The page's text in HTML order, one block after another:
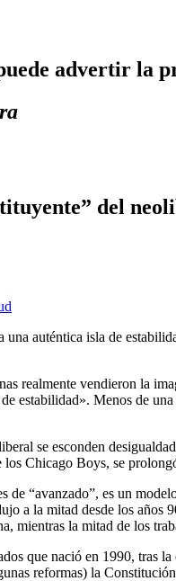
advertir la
del
una auténtica isla de
realmente vendieron la
estabilidad». Menos de
se esconden
Chicago Boys, se
“avanzado”, es un
a la mitad desde los
mientras la mitad de los
que nació en 1990,
reformas) la